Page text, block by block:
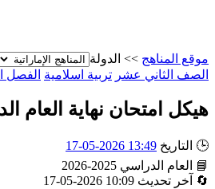
موقع المناهج >> الدولة
الصف الثاني عشر تربية اسلامية الفصل
هيكل امتحان نهاية العام
🕒 التاريخ 13:49 2026-05-17
📘
العام الدراسي 2025-2026
🔄
آخر تحديث 10:09 2026-05-17